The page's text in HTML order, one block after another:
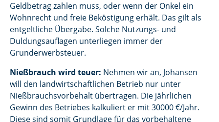
Geldbetrag zahlen muss, oder wenn der Onkel ein
Wohnrecht und freie Beköstigung erhält. Das gilt als
entgeltliche Übergabe. Solche Nutzungs- und
Duldungsauflagen unterliegen immer der
Grunderwerbsteuer.
Nießbrauch wird teuer: Nehmen wir an, Johansen
will den landwirtschaftlichen Betrieb nur unter
Nießbrauchsvorbehalt übertragen. Die jährlichen
Gewinn des Betriebes kalkuliert er mit 30000 €/Jahr.
Diese sind somit Grundlage für das vorbehaltene